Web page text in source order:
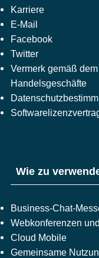
Karriere
E-Mail
Facebook
Twitter
Vermerk gemäß
Handelsgeschäfte
Wie zu
Business-Chat-
Webkonferenzen
Cloud Mobile
Gemeinsame